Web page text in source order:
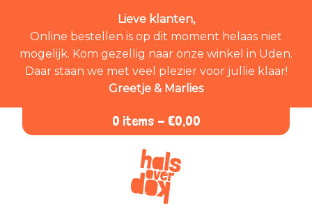
Lieve klanten,
Online bestellen is op dit moment helaas niet
mogelijk. Kom gezellig naar onze winkel in Uden.
Daar staan we met veel plezier voor jullie klaar!
Greetje & Marlies
0 items - €0,00